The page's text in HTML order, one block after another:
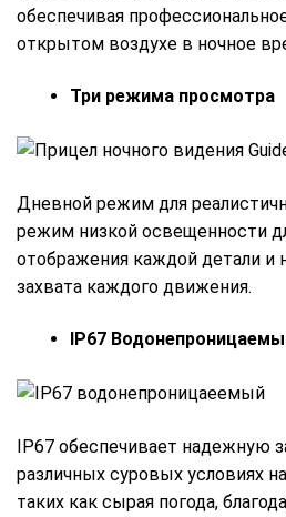
обеспечивая
открытом воздухе в ночное
Три режима просмотра
Дневной режим для
режим низкой освещенности
отображения каждой детали и
захвата каждого движения.
IP67
IP67 обеспечивает надежную
различных суровых условиях
таких как сырая погода,